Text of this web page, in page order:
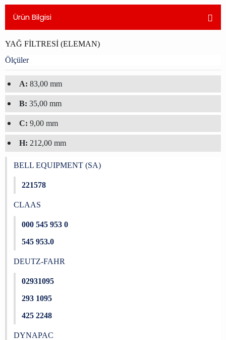
Ürün Bilgisi
YAĞ FİLTRESİ (ELEMAN)
Ölçüler
A: 83,00 mm
B: 35,00 mm
C: 9,00 mm
H: 212,00 mm
BELL EQUIPMENT (SA)
221578
CLAAS
000 545 953 0
545 953.0
DEUTZ-FAHR
02931095
293 1095
425 2248
DYNAPAC